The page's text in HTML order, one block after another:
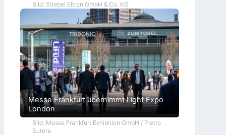
Bild: Stiebel Eltron GmbH & Co. KG
Messe Frankfurt übernimmt Light Expo
London
Bild: Messe Frankfurt Exhibition GmbH / Pietro
Sutera